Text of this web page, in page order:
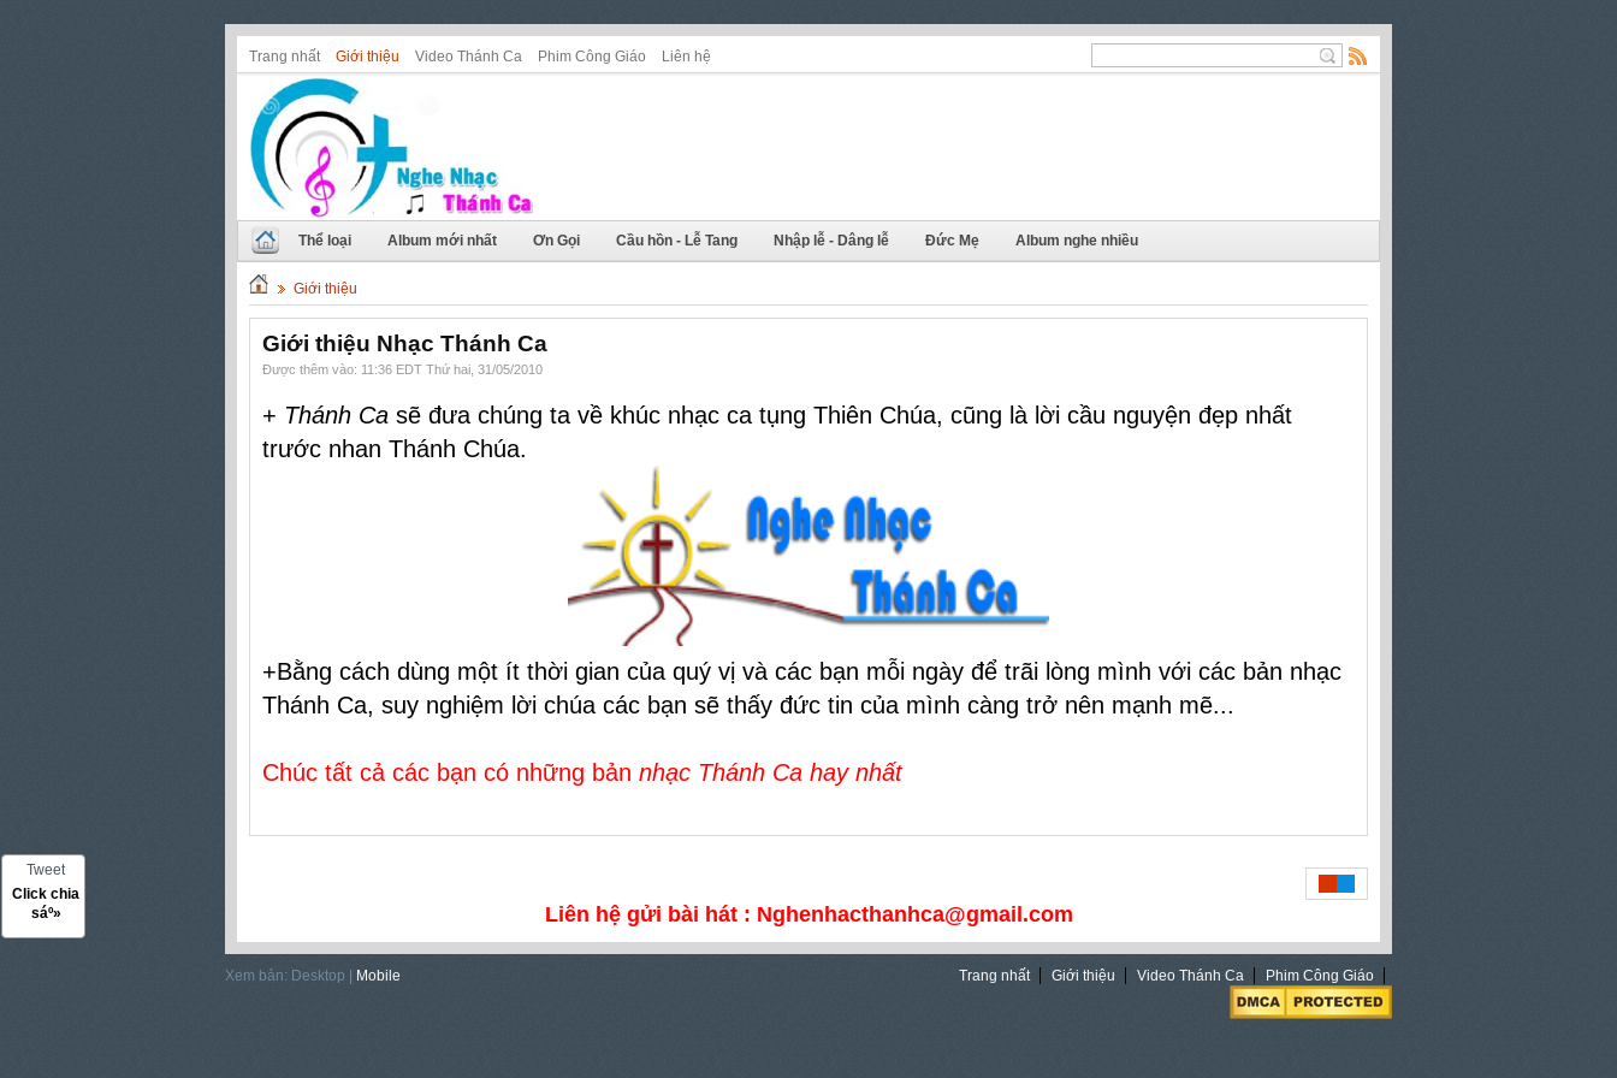
Tweet
Click chia
sáº»
Trang nhất Giới thiệu Video Thánh Ca Phim Công Giáo Liên hệ
Thể loại Album mới nhất Ơn Gọi Cầu hồn - Lễ Tang Nhập lễ - Dâng lễ Đức Mẹ Album nghe nhiều
Giới thiệu
Giới thiệu Nhạc Thánh Ca
Được thêm vào: 11:36 EDT Thứ hai, 31/05/2010
+ Thánh Ca sẽ đưa chúng ta về khúc nhạc ca tụng Thiên Chúa, cũng là lời cầu nguyện đẹp nhất
trước nhan Thánh Chúa.
+Bằng cách dùng một ít thời gian của quý vị và các bạn mỗi ngày để trãi lòng mình với các bản nhạc
Thánh Ca, suy nghiệm lời chúa các bạn sẽ thấy đức tin của mình càng trở nên mạnh mẽ...
Chúc tất cả các bạn có những bản nhạc Thánh Ca hay nhất
Liên hệ gửi bài hát : Nghenhacthanhca@gmail.com
Xem bản: Desktop | Mobile Trang nhất Giới thiệu Video Thánh Ca Phim Công Giáo